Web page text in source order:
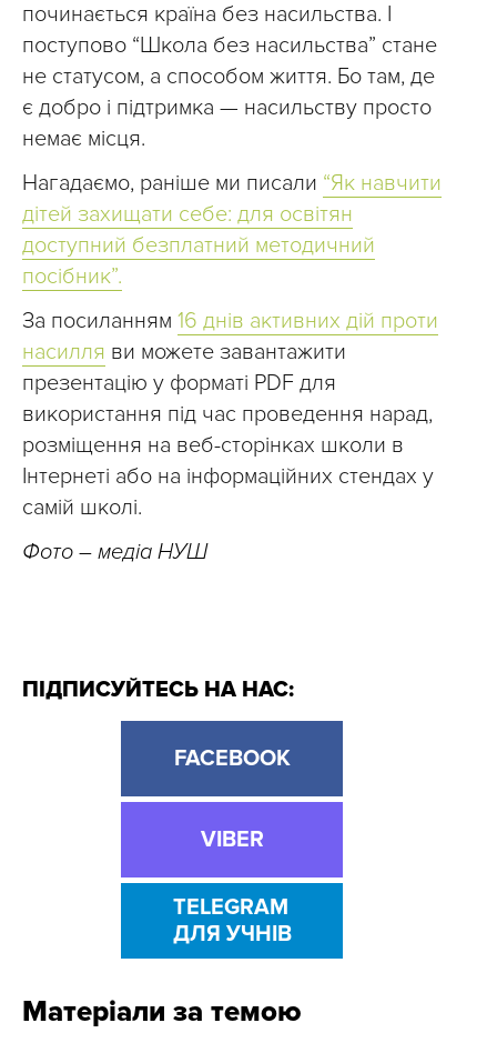
починається країна без насильства. І
поступово “Школа без насильства” стане
не статусом, а способом життя. Бо там, де
є добро і підтримка — насильству просто
немає місця.
Нагадаємо, раніше ми писали “Як навчити
дітей захищати себе: для освітян
доступний безплатний методичний
посібник”.
За посиланням 16 днів активних дій проти
насилля ви можете завантажити
презентацію у форматі PDF для
використання під час проведення нарад,
розміщення на веб-сторінках школи в
Інтернеті або на інформаційних стендах у
самій школі.
Фото – медіа НУШ
ПІДПИСУЙТЕСЬ НА НАС:
FACEBOOK
VIBER
TELEGRAM
ДЛЯ УЧНІВ
Матеріали за темою